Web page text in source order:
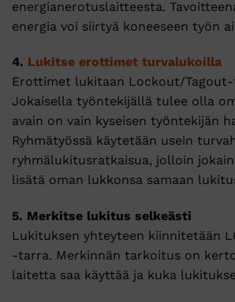
energianerotuslaitteesta.
energia voi siirtyä koneeseen työn
4. Lukitse erottimet turvalukoilla
Erottimet lukitaan Lockout/
Jokaisella työntekijällä tulee olla
avain on vain kyseisen työntekijän
Ryhmätyössä käytetään usein
ryhmälukitusratkaisua, jolloin
lisätä oman lukkonsa samaan
5. Merkitse lukitus selkeästi
Lukituksen yhteyteen kiinnitetään
-tarra. Merkinnän tarkoitus on
laitetta saa käyttää ja kuka